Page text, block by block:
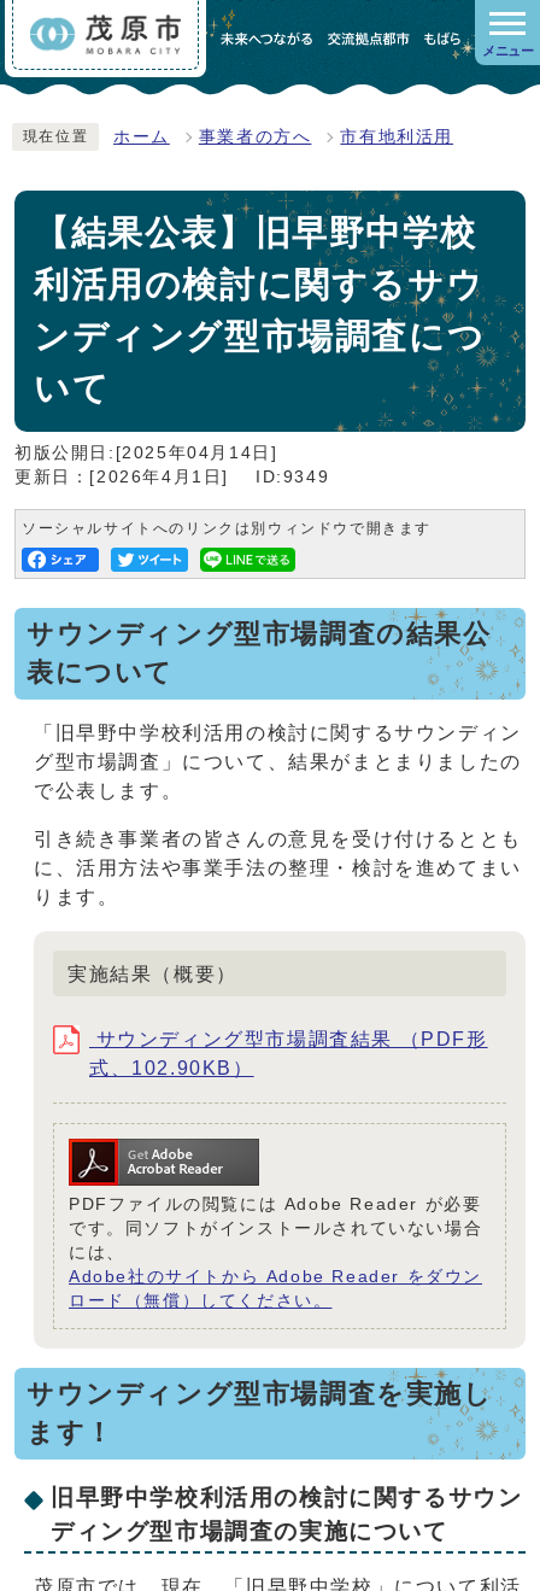
メニュー
現在位置 ホーム 事業者の方へ 市有地利活用
【結果公表】旧早野中学校
利活用の検討に関するサウ
ンディング型市場調査につ
いて
初版公開日:[2025年04月14日]
更新日：[2026年4月1日]
ID:9349
ソーシャルサイトへのリンクは別ウィンドウで開きます
サウンディング型市場調査の結果公
表について
「旧早野中学校利活用の検討に関するサウンディン
グ型市場調査」について、結果がまとまりましたの
で公表します。
引き続き事業者の皆さんの意見を受け付けるととも
に、活用方法や事業手法の整理・検討を進めてまい
ります。
実施結果（概要）
サウンディング型市場調査結果 （PDF形
式、102.90KB）
PDFファイルの閲覧には Adobe Reader が必要
です。同ソフトがインストールされていない場合
には、
Adobe社のサイトから Adobe Reader をダウン
ロード（無償）してください。
サウンディング型市場調査を実施し
ます！
旧早野中学校利活用の検討に関するサウン
ディング型市場調査の実施について